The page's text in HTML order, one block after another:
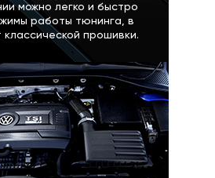
можно легко и быстро
работы тюнинга, в
классической прошивки.